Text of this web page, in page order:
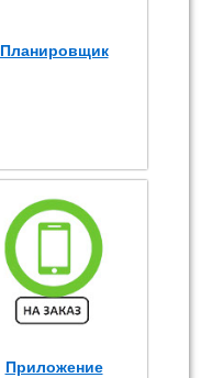
Планировщик
Приложение